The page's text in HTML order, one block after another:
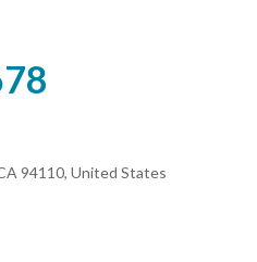
94110, United States